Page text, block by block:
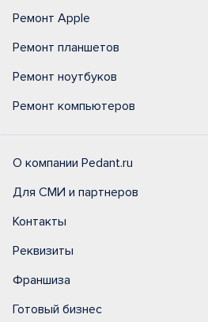
Ремонт Apple
Ремонт планшетов
Ремонт ноутбуков
Ремонт компьютеров
О компании Pedant.ru
Для СМИ и партнеров
Контакты
Реквизиты
Франшиза
Готовый бизнес